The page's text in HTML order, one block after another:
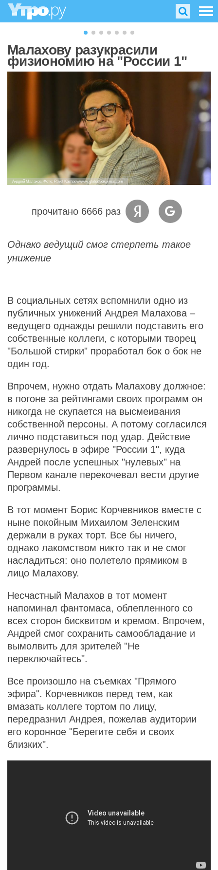
Малахову разукрасили
физиономию на "России 1"
Андрей Малахов. Фото: Pavel Kashaev/www.globallookpress.com
прочитано 6666 раз
Однако ведущий смог стерпеть такое
унижение
В социальных сетях вспомнили одно из
публичных унижений Андрея Малахова –
ведущего однажды решили подставить его
собственные коллеги, с которыми творец
"Большой стирки" проработал бок о бок не
один год.
Впрочем, нужно отдать Малахову должное:
в погоне за рейтингами своих программ он
никогда не скупается на высмеивания
собственной персоны. А потому согласился
лично подставиться под удар. Действие
развернулось в эфире "России 1", куда
Андрей после успешных "нулевых" на
Первом канале перекочевал вести другие
программы.
В тот момент Борис Корчевников вместе с
ныне покойным Михаилом Зеленским
держали в руках торт. Все бы ничего,
однако лакомством никто так и не смог
насладиться: оно полетело прямиком в
лицо Малахову.
Несчастный Малахов в тот момент
напоминал фантомаса, облепленного со
всех сторон бисквитом и кремом. Впрочем,
Андрей смог сохранить самообладание и
вымолвить для зрителей "Не
переключайтесь".
Все произошло на съемках "Прямого
эфира". Корчевников перед тем, как
вмазать коллеге тортом по лицу,
передразнил Андрея, пожелав аудитории
его коронное "Берегите себя и своих
близких".